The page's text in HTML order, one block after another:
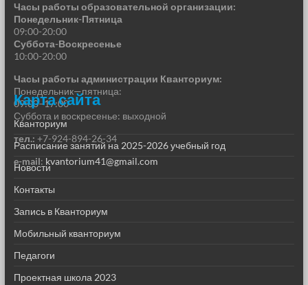
Часы работы образовательной организации:
Понедельник-Пятница
09:00-20:00
Суббота-Воскресенье
10:00-20:00
Часы работы администрации Кванториум:
Понедельник—пятница:
09:00–17:00
Суббота и воскресенье: выходной
тел.: +7-924-894-26-34
e-mail: kvantorium41@gmail.com
Карта сайта
Кванториум
Расписание занятий на 2025-2026 учебный год
Новости
Контакты
Запись в Кванториум
Мобильный кванториум
Педагоги
Проектная школа 2023